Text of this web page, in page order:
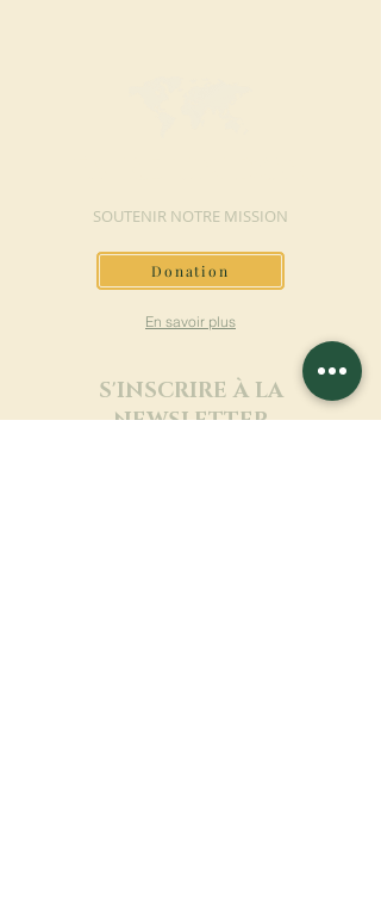
SOUTENIR NOTRE MISSION
Donation
En savoir plus
S'INSCRIRE À LA
NEWSLETTER